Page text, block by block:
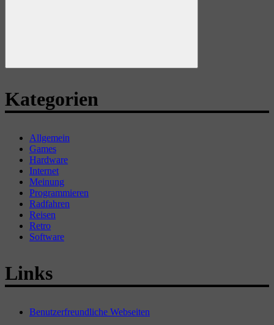
Suchen
Kategorien
Allgemein
Games
Hardware
Internet
Meinung
Programmieren
Radfahren
Reisen
Retro
Software
Links
Benutzerfreundliche Webseiten